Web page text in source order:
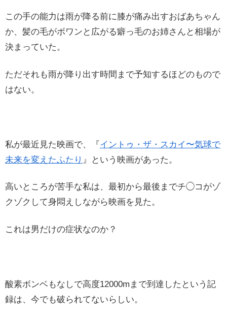
この手の能力は雨が降る前に膝が痛み出すおばあちゃん
か、髪の毛がボワンと広がる癖っ毛のお姉さんと相場が
決まっていた。
ただそれも雨が降り出す時間まで予知するほどのもので
はない。
私が最近見た映画で、『イントゥ・ザ・スカイ〜気球で
未来を変えたふたり 』という映画があった。
高いところが苦手な私は、最初から最後までチ◯コがゾ
クゾクして身悶えしながら映画を見た。
これは男だけの症状なのか？
酸素ボンベもなしで高度12000mまで到達したという記
録は、今でも破られてないらしい。